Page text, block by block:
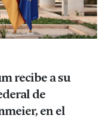
recibe a su
de
en el